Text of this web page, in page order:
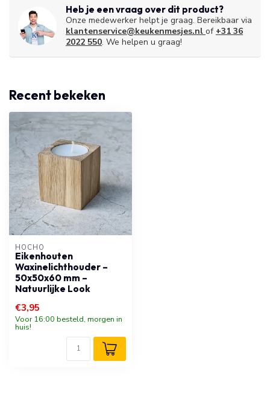
Heb je een vraag over dit product?
Onze medewerker helpt je graag. Bereikbaar via
klantenservice@keukenmesjes.nl of +31 36
2022 550. We helpen u graag!
Recent bekeken
HOCHO
Eikenhouten
Waxinelichthouder –
50x50x60 mm –
Natuurlijke Look
€3,95
Voor 16:00 besteld, morgen in
huis!